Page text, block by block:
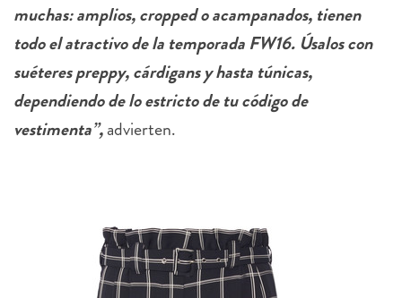
muchas: amplios, cropped o acampanados, tienen
todo el atractivo de la temporada FW16. Úsalos con
suéteres preppy, cárdigans y hasta túnicas,
dependiendo de lo estricto de tu código de
vestimenta”,advierten.